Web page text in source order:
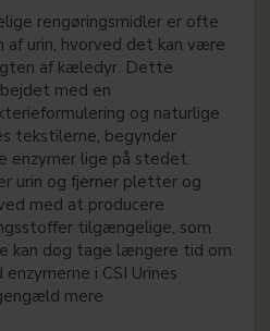
rengøringsmidler er ofte
urin, hvorved det kan være
af kæledyr. Dette
med en
og naturlige
tekstilerne, begynder
enzymer lige på stedet.
urin og fjerner pletter og
med at producere
tilgængelige, som
kan dog tage længere tid om
i CSI Urines
mere